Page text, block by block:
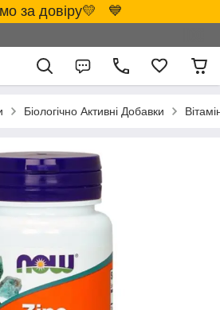
за довіру💛 💙
Біологічно Активні Добавки